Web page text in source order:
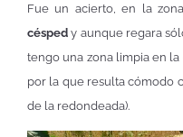
Fue un acierto, en la
césped y aunque regara
tengo una zona limpia en
por la que resulta cómodo
de la redondeada).